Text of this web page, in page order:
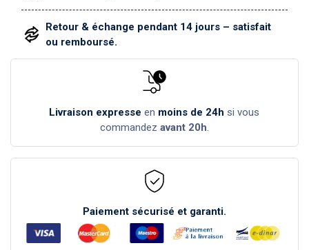
Retour & échange pendant 14 jours – satisfait
ou remboursé.
Livraison expresse en moins de 24h si vous
commandez avant 20h.
Paiement sécurisé et garanti.